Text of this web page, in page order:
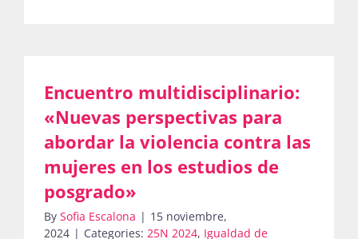
Encuentro multidisciplinario:
«Nuevas perspectivas para
abordar la violencia contra las
mujeres en los estudios de
posgrado»
By Sofia Escalona | 15 noviembre,
2024 | Categories: 25N 2024, Igualdad de